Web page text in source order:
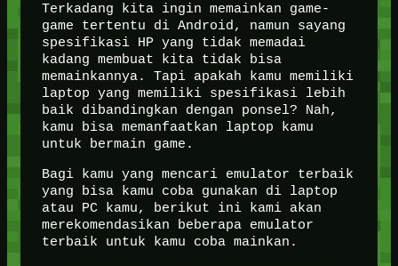
Terkadang kita ingin memainkan game-
game tertentu di Android, namun sayang
spesifikasi HP yang tidak memadai
kadang membuat kita tidak bisa
memainkannya. Tapi apakah kamu memiliki
laptop yang memiliki spesifikasi lebih
baik dibandingkan dengan ponsel? Nah,
kamu bisa memanfaatkan laptop kamu
untuk bermain game.
Bagi kamu yang mencari emulator terbaik
yang bisa kamu coba gunakan di laptop
atau PC kamu, berikut ini kami akan
merekomendasikan beberapa emulator
terbaik untuk kamu coba mainkan.